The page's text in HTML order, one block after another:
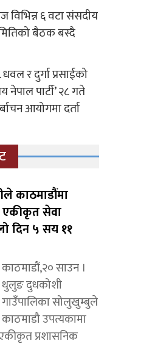
विभिन्न ६ वटा संसदीय
बैठक बस्दै
धवल र दुर्गा प्रसाईको
नेपाल पार्टी’ २८ गते
आयोगमा दर्ता
काठमाडौंमा
एकीकृत सेवा
दिन ५ सय ११
काठमाडौं,२० साउन ।
थुलुङ दुधकोशी
गाउँपालिका सोलुखुम्बुले
काठमाडौ उपत्यकामा
प्रशासनिक